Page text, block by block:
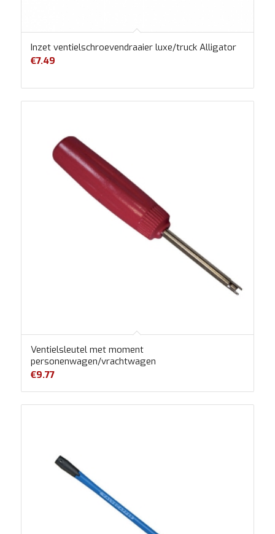
Inzet ventielschroevendraaier luxe/truck Alligator
€7.49
Ventielsleutel met moment
personenwagen/vrachtwagen
€9.77